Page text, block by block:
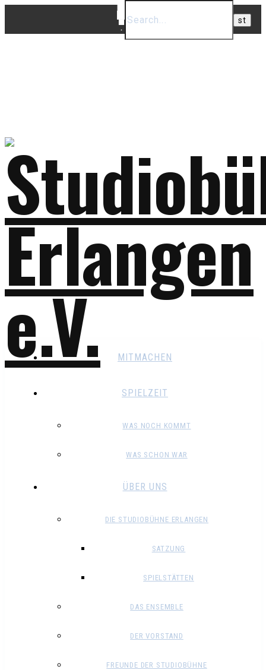
MITMACHEN
SPIELZEIT
WAS NOCH KOMMT
WAS SCHON WAR
ÜBER UNS
DIE STUDIOBÜHNE ERLANGEN
SATZUNG
SPIELSTÄTTEN
DAS ENSEMBLE
DER VORSTAND
FREUNDE DER STUDIOBÜHNE